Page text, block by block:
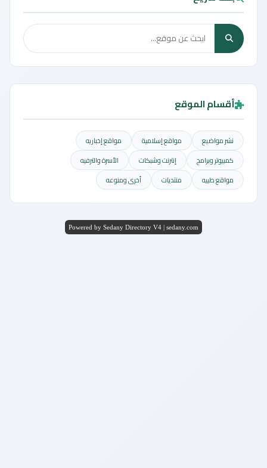
أقسام الموقع
نشر مواضيع مواقع إسلامية
مواقع إخباريه
كمبيوتر وبرامج
إنترنت وشبكات
الأسرة والترفيه
مواقع طبيه
منتديات أخرى ومنوعه
Powered by Sedany Directory V4 | sedany.com